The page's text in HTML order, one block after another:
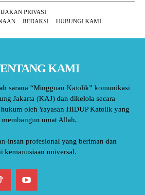
PRIVASI
REDAKSI HUBUNGI KAMI
KAMI
sarana “Mingguan Katolik” komunikasi
Jakarta (KAJ) dan dikelola secara
oleh Yayasan HIDUP Katolik yang
umat Allah.
insan profesional yang beriman dan
kemanusiaan universal.